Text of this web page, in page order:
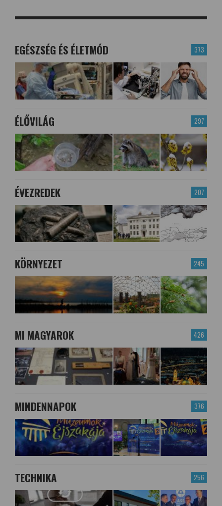
373
EGÉSZSÉG ÉS ÉLETMÓD
297
ÉLŐVILÁG
207
ÉVEZREDEK
245
KÖRNYEZET
426
MI MAGYAROK
376
MINDENNAPOK
256
TECHNIKA